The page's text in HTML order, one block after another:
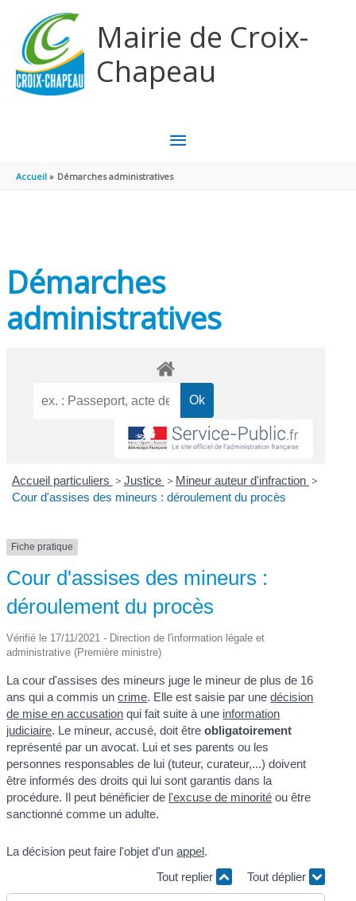
Mairie de Croix-
Chapeau
MENU
PRINCIPAL
Accueil Démarches administratives
Démarches
administratives
Accueil particuliers > Justice > Mineur auteur d'infraction >
Cour d'assises des mineurs : déroulement du procès
Fiche pratique
Cour d'assises des mineurs :
déroulement du procès
Vérifié le 17/11/2021 - Direction de l'information légale et
administrative (Première ministre)
La cour d'assises des mineurs juge le mineur de plus de 16
ans qui a commis uncrime. Elle est saisie par unedécision
de mise en accusation qui fait suite à une information
judiciaire. Le mineur, accusé, doit êtreobligatoirement
représenté par un avocat. Lui et ses parents ou les
personnes responsables de lui (tuteur, curateur,...) doivent
être informés des droits qui lui sont garantis dans la
procédure. Il peut bénéficier de l'excuse de minorité ou être
sanctionné comme un adulte.
La décision peut faire l'objet d'unappel.
Tout replier
Tout déplier